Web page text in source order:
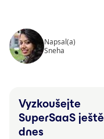
Napsal(a)
Sneha
Vyzkoušejte
SuperSaaS ještě
dnes